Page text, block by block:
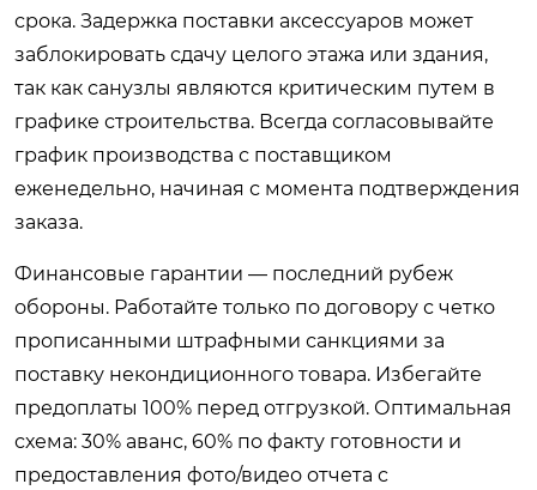
срока. Задержка поставки аксессуаров может
заблокировать сдачу целого этажа или здания,
так как санузлы являются критическим путем в
графике строительства. Всегда согласовывайте
график производства с поставщиком
еженедельно, начиная с момента подтверждения
заказа.
Финансовые гарантии — последний рубеж
обороны. Работайте только по договору с четко
прописанными штрафными санкциями за
поставку некондиционного товара. Избегайте
предоплаты 100% перед отгрузкой. Оптимальная
схема: 30% аванс, 60% по факту готовности и
предоставления фото/видео отчета с